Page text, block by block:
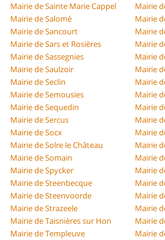
Mairie de Sainte Marie Cappel
Mairie
Mairie de Salomé
Mairie
Mairie de Sancourt
Mairie
Mairie de Sars et Rosières
Mairie
Mairie de Sassegnies
Mairie
Mairie de Saulzoir
Mairie
Mairie de Seclin
Mairie
Mairie de Semousies
Mairie
Mairie de Sequedin
Mairie
Mairie de Sercus
Mairie
Mairie de Socx
Mairie
Mairie de Solre le Château
Mairie
Mairie de Somain
Mairie
Mairie de Spycker
Mairie
Mairie de Steenbecque
Mairie
Mairie de Steenvoorde
Mairie
Mairie de Strazeele
Mairie
Mairie de Taisnières sur Hon
Mairie
Mairie de Templeuve
Mairie